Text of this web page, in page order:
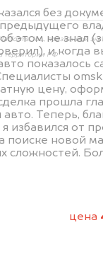
без
этом не знал
и когда
показалось
цену,
прошла
Теперь,
избавился от
поиске новой
сложностей.
цена
Inc., признанной
территории РФ